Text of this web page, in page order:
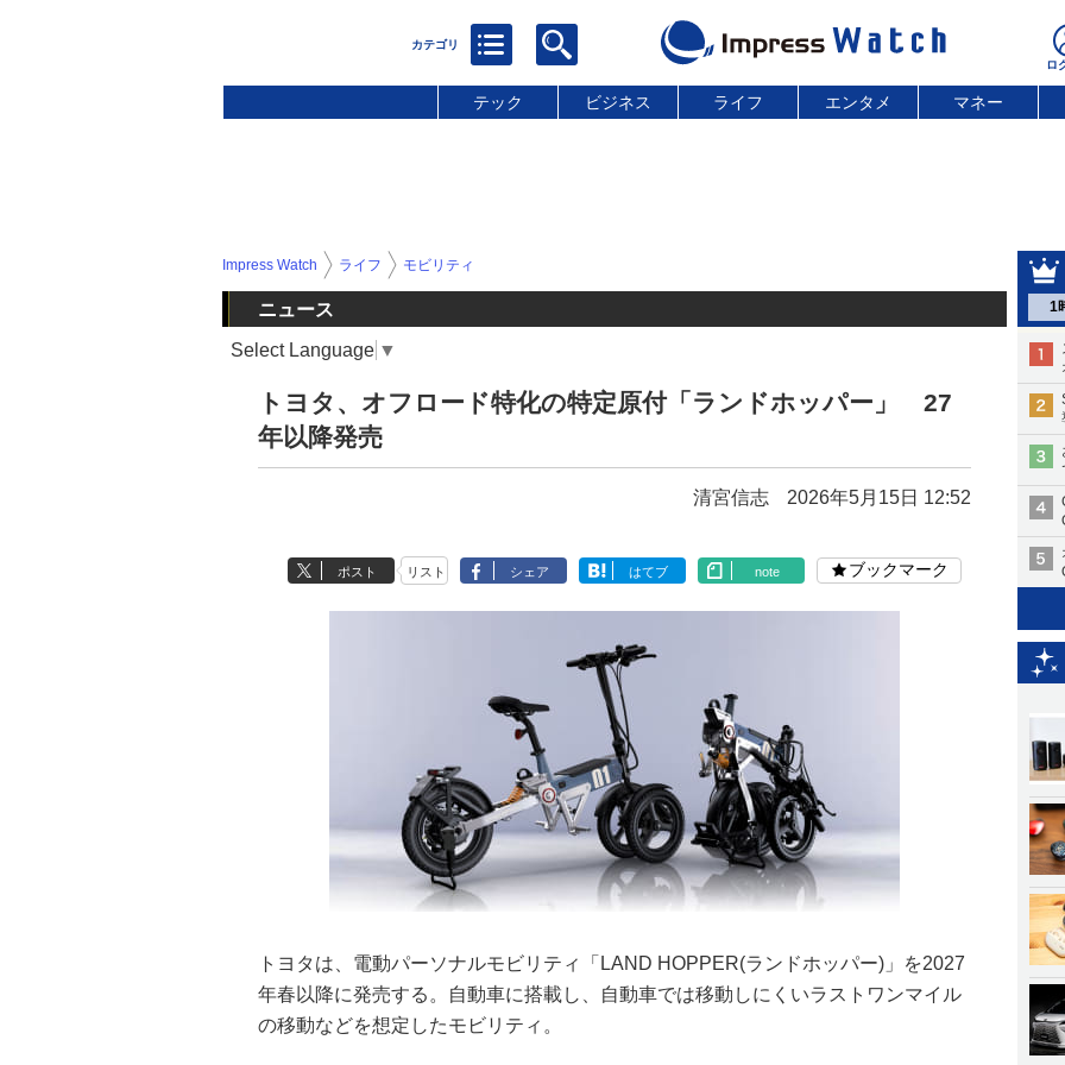
テック ビジネス ライフ エンタメ マネー
1
Impress Watch ライフ モビリティ
ニュース
Select Language ▼
トヨタ、オフロード特化の特定原付「ランドホッパー」 27
年以降発売
清宮信志 2026年5月15日 12:52
ポスト リスト シェア はてブ note ブックマーク
トヨタは、電動パーソナルモビリティ「LAND HOPPER(ランドホッパー)」を2027
年春以降に発売する。自動車に搭載し、自動車では移動しにくいラストワンマイル
の移動などを想定したモビリティ。